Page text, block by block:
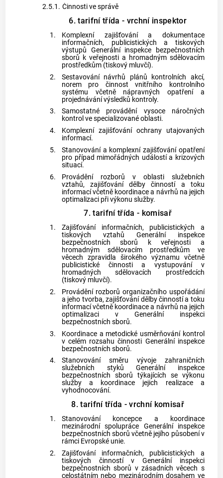
2.5.1. Činnosti ve správě
6. tarifní třída - vrchní inspektor
1.
Komplexní zajišťování a dokumentace
informačních, publicistických a tiskových
výstupů Generální inspekce bezpečnostních
sborů k veřejnosti a hromadným sdělovacím
prostředkům (tiskový mluvčí).
2.
Sestavování návrhů plánů kontrolních akcí,
norem pro činnost vnitřního kontrolního
systému včetně nápravných opatření a
projednávání výsledků kontroly.
3.
Samostatné provádění vysoce náročných
kontrol ve specializované oblasti.
4.
Komplexní zajišťování ochrany utajovaných
informací.
5.
Stanovování a komplexní zajišťování opatření
pro případ mimořádných událostí a krizových
situací.
6.
Provádění rozborů v oblasti služebních
vztahů, zajišťování dělby činností a toku
informací včetně koordinace a návrhů na jejich
optimalizaci při výkonu služby.
7. tarifní třída - komisař
1.
Zajišťování informačních, publicistických a
tiskových vztahů Generální inspekce
bezpečnostních sborů k veřejnosti a
hromadným sdělovacím prostředkům ve
věcech zpravidla širokého významu včetně
publicistické činnosti a vystupování v
hromadných sdělovacích prostředcích
(tiskový mluvčí).
2.
Provádění rozborů organizačního uspořádání
a jeho tvorba, zajišťování dělby činností a toku
informací včetně koordinace a návrhů na jejich
optimalizaci v Generální inspekci
bezpečnostních sborů.
3.
Koordinace a metodické usměrňování kontrol
v celém rozsahu činnosti Generální inspekce
bezpečnostních sborů.
4.
Stanovování směru vývoje zahraničních
služebních styků Generální inspekce
bezpečnostních sborů týkajících se výkonu
služby a koordinace jejich realizace a
vyhodnocování.
8. tarifní třída - vrchní komisař
1.
Stanovování koncepce a koordinace
mezinárodní spolupráce Generální inspekce
bezpečnostních sborů včetně jejího působení v
rámci Evropské unie.
2.
Zajišťování informačních, publicistických a
tiskových činností v Generální inspekci
bezpečnostních sborů v zásadních věcech s
celostátním nebo mezinárodním dosahem ve